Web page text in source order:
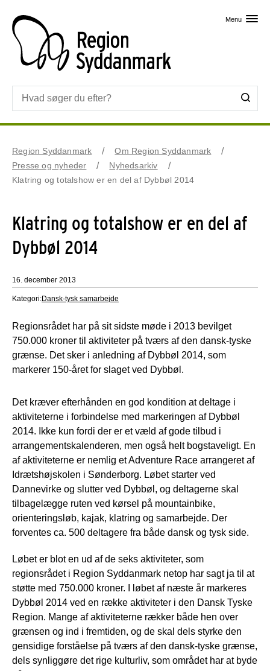
Menu
Region Syddanmark
Om Region Syddanmark
Presse og nyheder
Nyhedsarkiv
Klatring og totalshow er en del af Dybbøl 2014
Klatring og totalshow er en del af
Dybbøl 2014
16. december 2013
Kategori:Dansk-tysk samarbejde
Regionsrådet har på sit sidste møde i 2013 bevilget
750.000 kroner til aktiviteter på tværs af den dansk-tyske
grænse. Det sker i anledning af Dybbøl 2014, som
markerer 150-året for slaget ved Dybbøl.
Det kræver efterhånden en god kondition at deltage i
aktiviteterne i forbindelse med markeringen af Dybbøl
2014. Ikke kun fordi der er et væld af gode tilbud i
arrangementskalenderen, men også helt bogstaveligt. En
af aktiviteterne er nemlig et Adventure Race arrangeret af
Idrætshøjskolen i Sønderborg. Løbet starter ved
Dannevirke og slutter ved Dybbøl, og deltagerne skal
tilbagelægge ruten ved kørsel på mountainbike,
orienteringsløb, kajak, klatring og samarbejde. Der
forventes ca. 500 deltagere fra både dansk og tysk side.
Løbet er blot en ud af de seks aktiviteter, som
regionsrådet i Region Syddanmark netop har sagt ja til at
støtte med 750.000 kroner. I løbet af næste år markeres
Dybbøl 2014 ved en række aktiviteter i den Dansk Tyske
Region. Mange af aktiviteterne rækker både hen over
grænsen og ind i fremtiden, og de skal dels styrke den
gensidige forståelse på tværs af den dansk-tyske grænse,
dels synliggøre det rige kulturliv, som området har at byde